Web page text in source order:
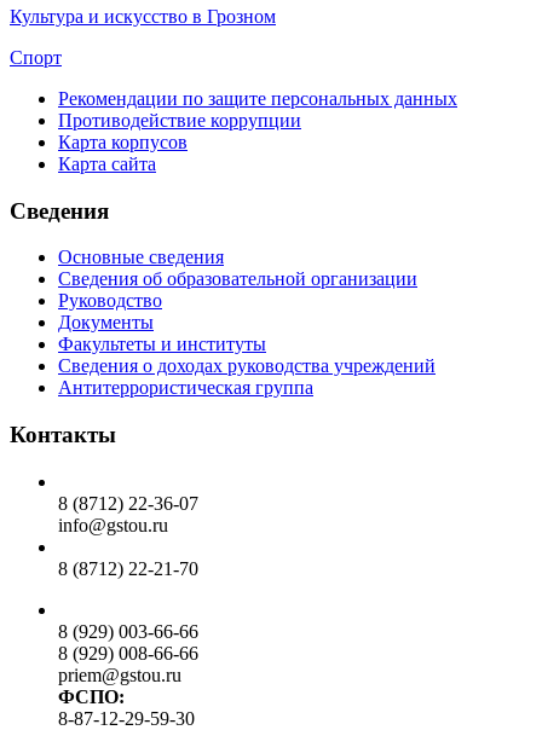
Культура и искусство в Грозном
Спорт
Рекомендации по защите персональных данных
Противодействие коррупции
Карта корпусов
Карта сайта
Сведения
Основные сведения
Сведения об образовательной организации
Руководство
Документы
Факультеты и институты
Сведения о доходах руководства учреждений
Антитеррористическая группа
Контакты
8 (8712) 22-36-07
info@gstou.ru
8 (8712) 22-21-70
8 (929) 003-66-66
8 (929) 008-66-66
priem@gstou.ru
ФСПО:
8-87-12-29-59-30